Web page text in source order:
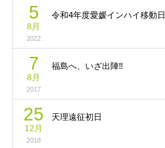
5
8月
2022
令和4年度愛媛インハイ移動日
7
8月
2017
福島へ、いざ出陣‼︎
25
12月
2018
天理遠征初日